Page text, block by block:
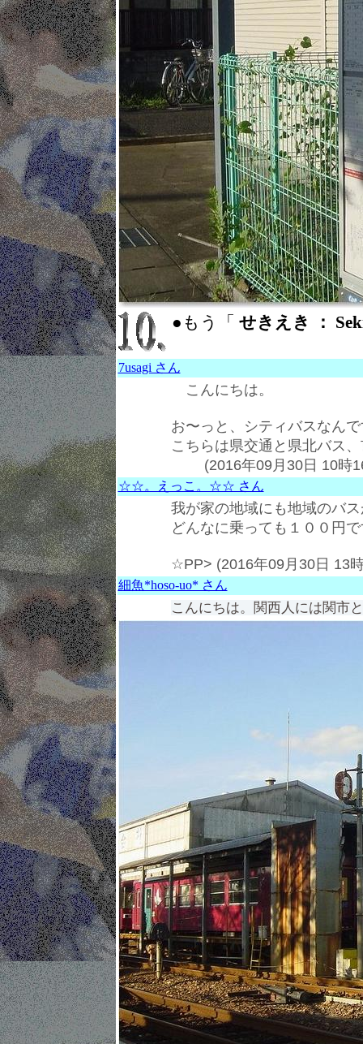
●もう「 せきえき ：
7usagi さん
こんにちは。
お〜っと、シティバスなん
こちらは県交通と県北バス
(2016年09月30日 10時
☆☆。えっこ。☆☆ さん
我が家の地域にも地域のバ
どんなに乗っても１００円
☆PP> (2016年09月30日 13
細魚*hoso-uo* さん
こんにちは。関西人には関市